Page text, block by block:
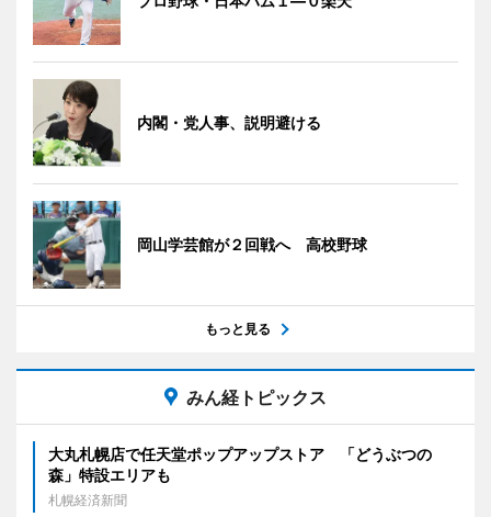
内閣・党人事、説明避ける
岡山学芸館が２回戦へ 高校野球
もっと見る
みん経トピックス
大丸札幌店で任天堂ポップアップストア 「どうぶつの
森」特設エリアも
札幌経済新聞